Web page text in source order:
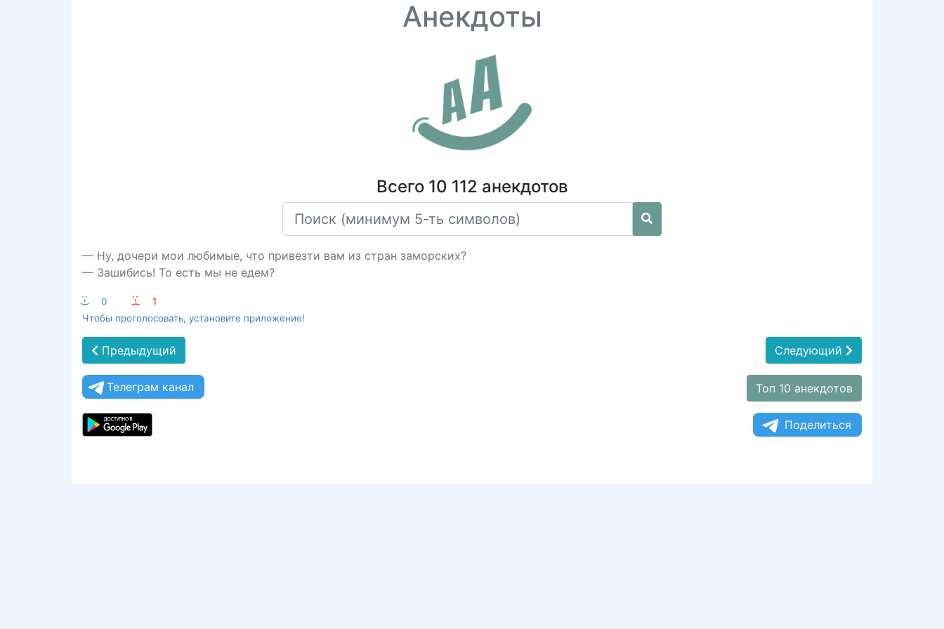
Анекдоты
Всего 10 112 анекдотов
— Ну, дочери мои любимые, что привезти вам из стран заморских?
— Зашибись! То есть мы не едем?
:-) 0 :-(
1
Чтобы проголосовать, установите приложение!
Предыдущий Следующий
Телеграм канал Топ 10 анекдотов
Поделиться